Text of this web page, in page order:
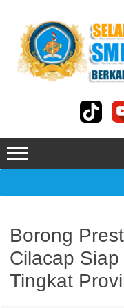
content
Borong
Cilacap
Tingkat